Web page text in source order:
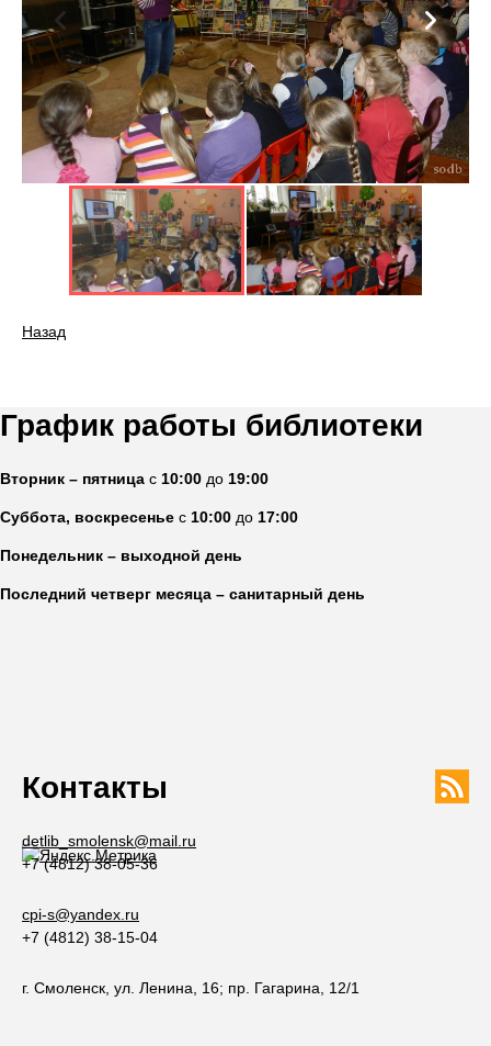
Назад
Контакты
detlib_smolensk@mail.ru
+7 (4812) 38-05-36
cpi-s@yandex.ru
+7 (4812) 38-15-04
г. Смоленск, ул. Ленина, 16; пр. Гагарина, 12/1
График работы библиотеки
Вторник – пятница с 10:00 до 19:00
Суббота, воскресенье с 10:00 до 17:00
Понедельник – выходной день
Последний четверг месяца – санитарный день